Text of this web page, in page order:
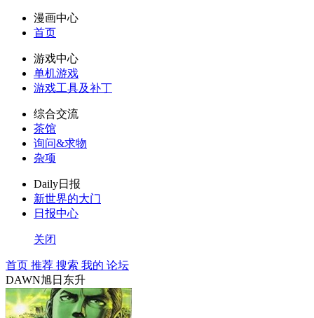
漫画中心
首页
游戏中心
单机游戏
游戏工具及补丁
综合交流
茶馆
询问&求物
杂项
Daily日报
新世界的大门
日报中心
关闭
首页 推荐 搜索 我的 论坛
DAWN旭日东升